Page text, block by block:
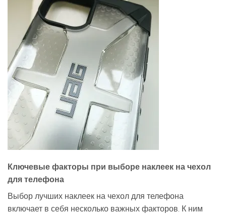
Ключевые факторы при выборе наклеек на чехол
для телефона
Выбор лучших наклеек на чехол для телефона
включает в себя несколько важных факторов. К ним